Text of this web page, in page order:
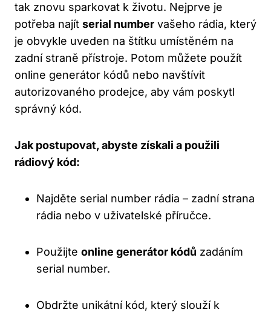
tak znovu sparkovat k životu. Nejprve je
potřeba najít serial number vašeho rádia, který
je obvykle uveden na štítku umístěném na
zadní‌ straně přístroje. ⁤Potom můžete použít
online generátor kódů nebo‌ navštívit
autorizovaného​ prodejce, aby vám ⁤poskytl
správný kód.
Jak postupovat, abyste získali a použili
rádiový kód:
Najděte serial number rádia – zadní strana
rádia nebo ‌v uživatelské příručce.
Použijte online generátor kódů ‌zadáním
serial number.
Obdržte unikátní ‍kód, který ​slouží k